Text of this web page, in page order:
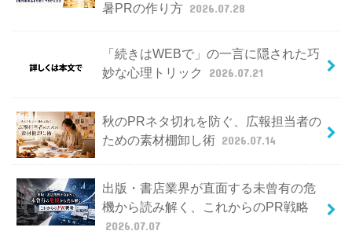
暑PRの作り方 2026.07.28
「続きはWEBで」の一言に隠された巧
妙な心理トリック
2026.07.21
秋のPRネタ切れを防ぐ、広報担当者の
ための素材棚卸し術 2026.07.14
出版・書店業界が直面する未曾有の危
機から読み解く、これからのPR戦略
2026.07.07